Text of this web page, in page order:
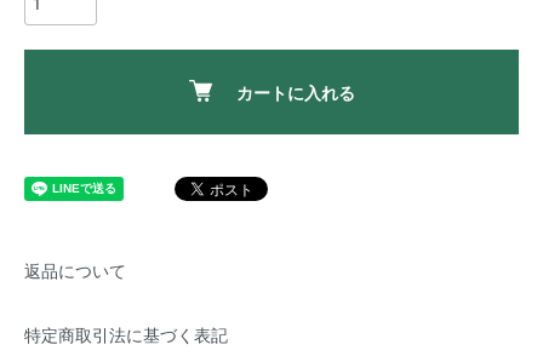
カートに入れる
返品について
特定商取引法に基づく表記